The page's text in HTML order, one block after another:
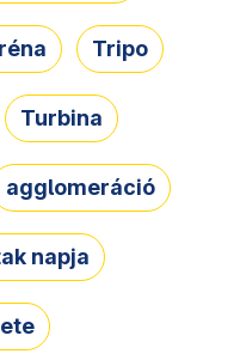
Tripo
Turbina
agglomeráció
napja